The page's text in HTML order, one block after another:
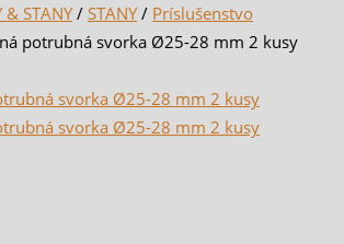
& STANY/ STANY/ Príslušenstvo
potrubná svorka Ø25-28 mm 2 kusy